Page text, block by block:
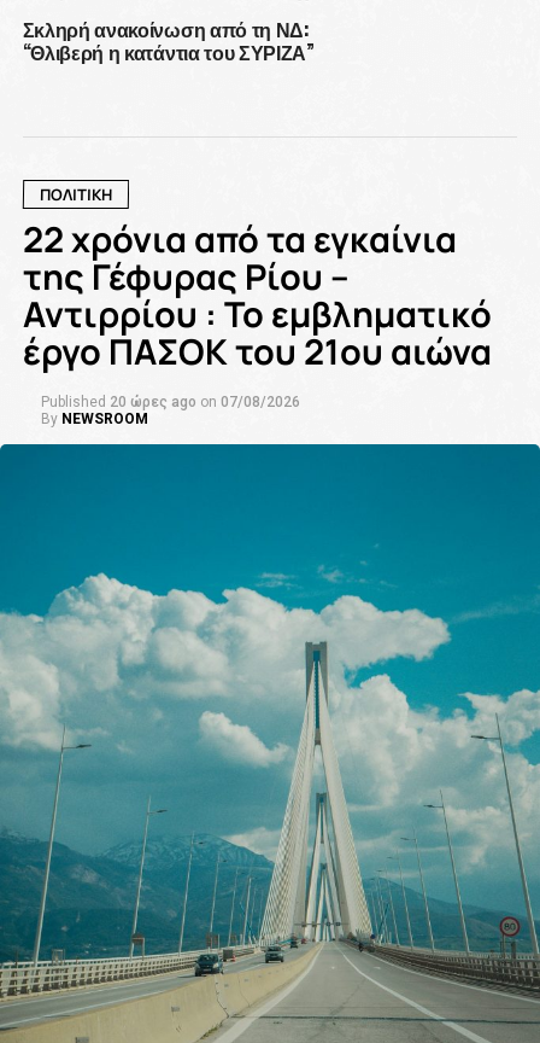
Σκληρή ανακοίνωση από τη ΝΔ:
“Θλιβερή η κατάντια του ΣΥΡΙΖΑ”
ΠΟΛΙΤΙΚΗ
22 χρόνια από τα εγκαίνια
της Γέφυρας Ρίου –
Αντιρρίου : Το εμβληματικό
έργο ΠΑΣΟΚ του 21ου αιώνα
Published 20 ώρες ago on 07/08/2026
By NEWSROOM